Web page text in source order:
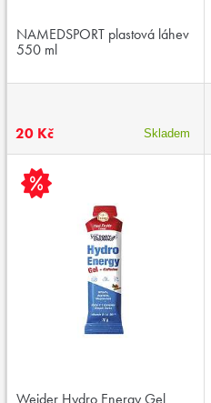
NAMEDSPORT plastová láhev
550 ml
20 Kč Skladem
Weider Hydro Energy Gel